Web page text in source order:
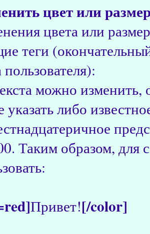
цвет или
цвета или
теги
пользователя):
можно
указать либо
Таким образом, для
Привет![/color]